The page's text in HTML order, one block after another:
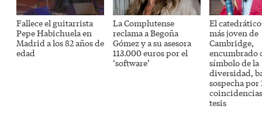
Fallece el guitarrista
Pepe Habichuela en
Madrid a los 82 años de
edad
La Complutense
reclama a Begoña
Gómez y a su asesora
113.000 euros por el
‘software’
El
más joven de
Cambridge,
encumbrado
símbolo de la
diversidad,
sospecha por
tesis